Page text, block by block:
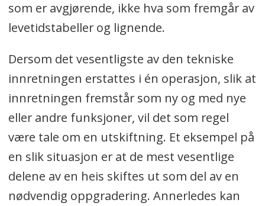
som er avgjørende, ikke hva som fremgår av
levetidstabeller og lignende.
Dersom det vesentligste av den tekniske
innretningen erstattes i én operasjon, slik at
innretningen fremstår som ny og med nye
eller andre funksjoner, vil det som regel
være tale om en utskiftning. Et eksempel på
en slik situasjon er at de mest vesentlige
delene av en heis skiftes ut som del av en
nødvendig oppgradering. Annerledes kan